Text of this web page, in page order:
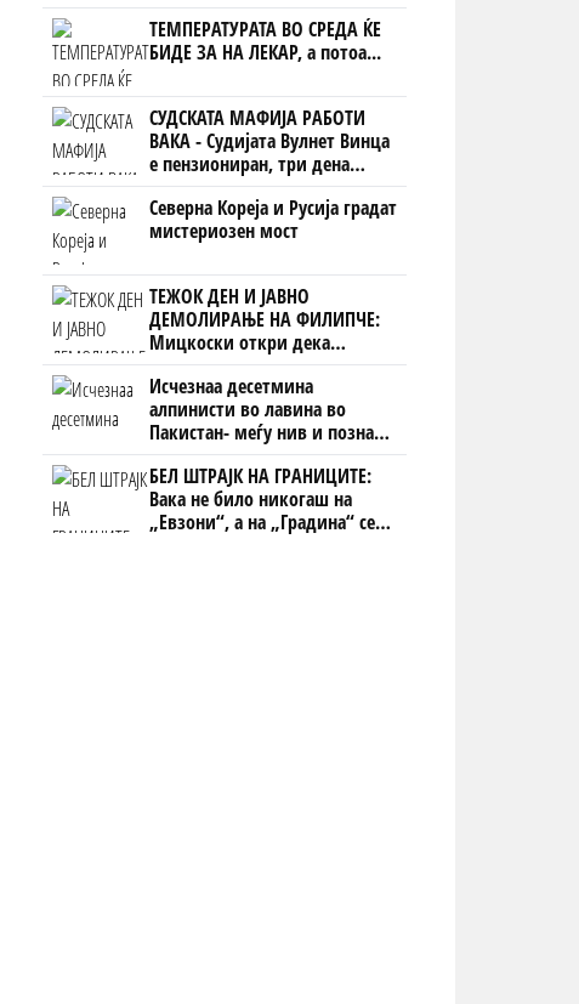
ТЕМПЕРАТУРАТА ВО СРЕДА ЌЕ
БИДЕ ЗА НА ЛЕКАР, а потоа...
СУДСКАТА МАФИЈА РАБОТИ
ВАКА - Судијата Вулнет Винца
е пензиониран, три дена
откако му го врати пасошот
на бизнисменот Марковски
Северна Кореја и Русија градат
мистериозен мост
ТЕЖОК ДЕН И ЈАВНО
ДЕМОЛИРАЊЕ НА ФИЛИПЧЕ:
Мицкоски откри дека
човекот појма нема од
ништо, освен за кеш
Исчезнаа десетмина
алпинисти во лавина во
Пакистан- меѓу нив и познат
Непалец
БЕЛ ШТРАЈК НА ГРАНИЦИТЕ:
Вака не било никогаш на
„Евзони“, а на „Градина“ се